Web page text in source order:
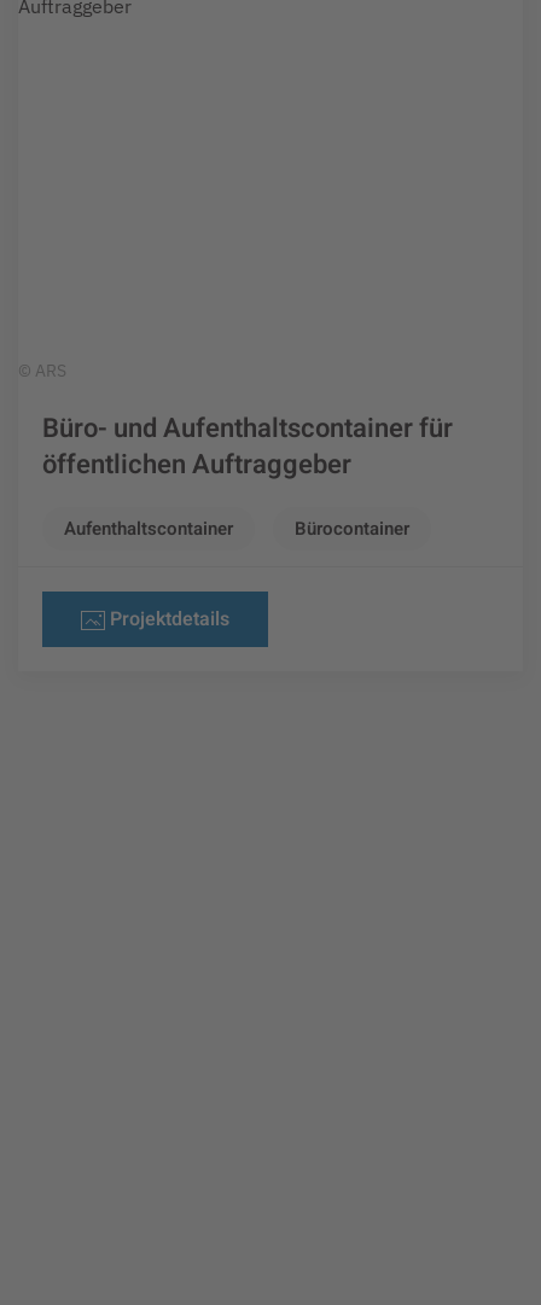
© ARS
Büro- und Aufenthaltscontainer für
öffentlichen Auftraggeber
Aufenthaltscontainer Bürocontainer
Projektdetails